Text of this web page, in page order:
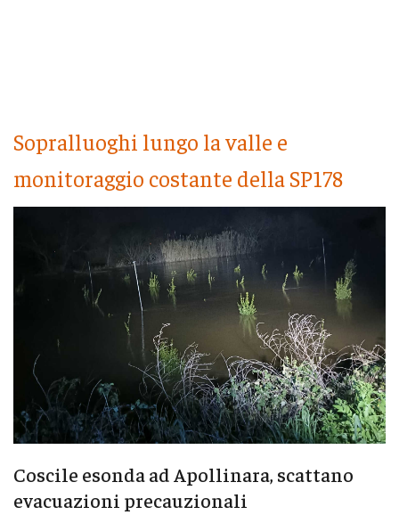
Sopralluoghi lungo la valle e
monitoraggio costante della SP178
Coscile esonda ad Apollinara, scattano
evacuazioni precauzionali